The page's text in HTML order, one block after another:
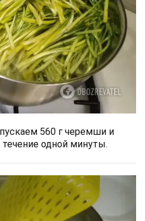
560 г черемши и
одной минуты.